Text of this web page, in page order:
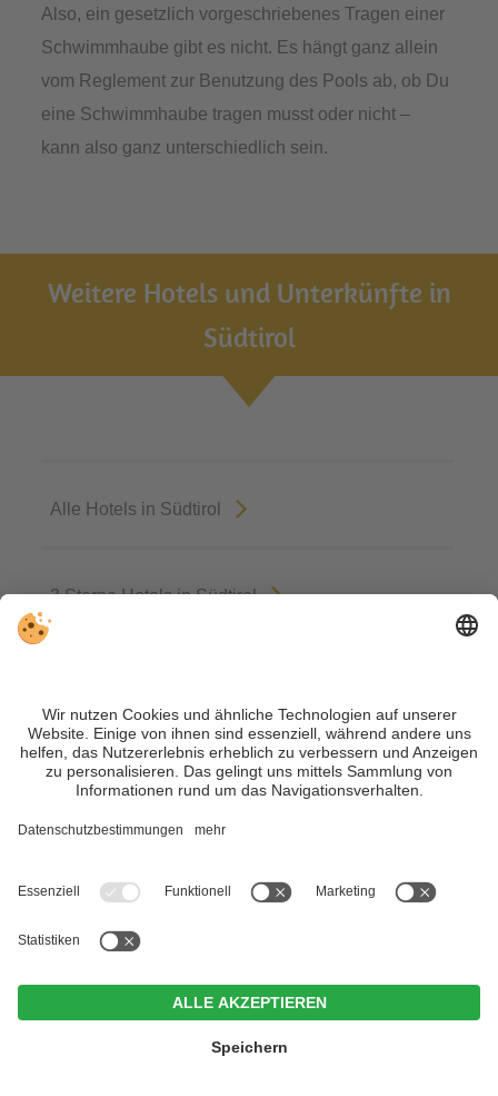
Im Tiefenbrunn - Gardensuites
Also, ein gesetzlich vorgeschriebenes Tragen einer
Schwimmhaube gibt es nicht. Es hängt ganz allein
vom Reglement zur Benutzung des Pools ab, ob Du
eine Schwimmhaube tragen musst oder nicht –
kann also ganz unterschiedlich sein.
Weitere Hotels und Unterkünfte in
Südtirol
Alle Hotels in Südtirol
3 Sterne Hotels in Südtirol
5 Sterne Hotels in Südtirol
Alle Ferienwohnungen in Südtirol